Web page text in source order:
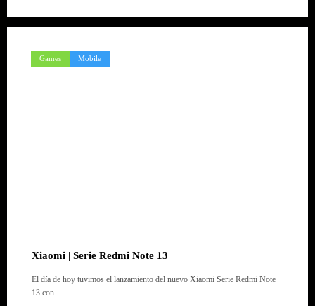
Games Mobile
Xiaomi | Serie Redmi Note 13
El día de hoy tuvimos el lanzamiento del nuevo Xiaomi Serie Redmi Note
13 con…